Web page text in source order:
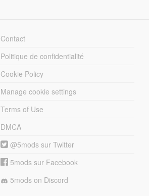
Contact
Politique de confidentialité
Cookie Policy
Manage cookie settings
Terms of Use
DMCA
@5mods sur Twitter
5mods sur Facebook
5mods on Discord